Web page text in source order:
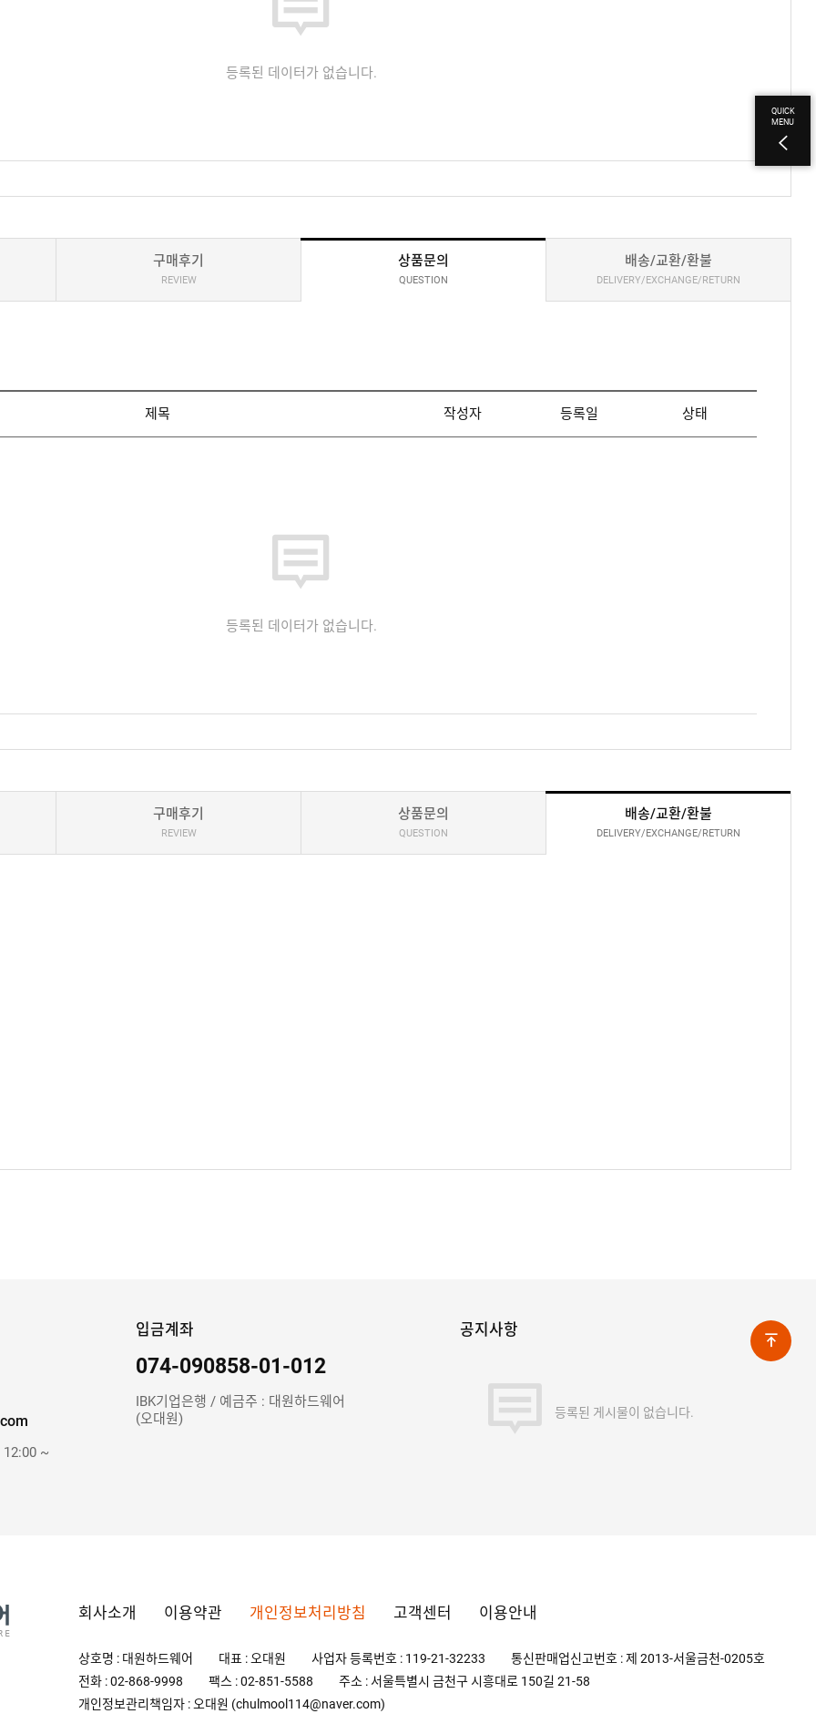
QUICK
MENU
등록된 데이터가 없습니다.
구매후기
REVIEW
상품문의
QUESTION
배송/교환/환불
DELIVERY/EXCHANGE/RETURN
제목 작성자 등록일 상태
등록된 데이터가 없습니다.
구매후기
REVIEW
상품문의
QUESTION
배송/교환/환불
DELIVERY/EXCHANGE/RETURN
12:00 ~
입금계좌
074-090858-01-012
IBK기업은행 / 예금주 : 대원하드웨어
(오대원)
공지사항
등록된 게시물이 없습니다.
회사소개 이용약관 개인정보처리방침 고객센터 이용안내
상호명 : 대원하드웨어 대표 : 오대원 사업자 등록번호 : 119-21-32233
통신판매업신고번호 : 제 2013-서울금천-0205호
전화 : 02-868-9998
팩스 : 02-851-5588
주소 : 서울특별시 금천구 시흥대로 150길 21-58
개인정보관리책임자 : 오대원 (chulmool114@naver.com)